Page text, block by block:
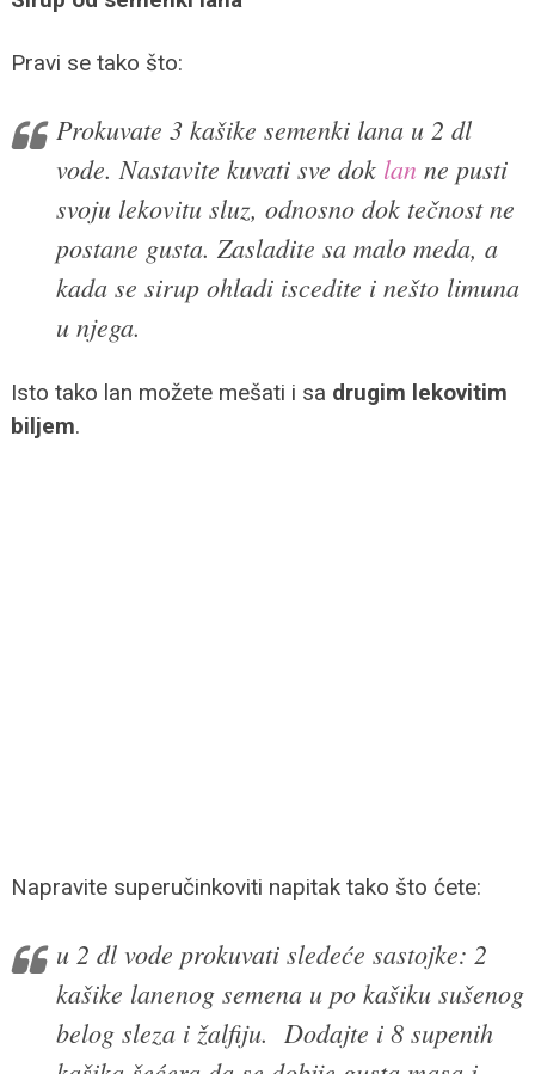
Pravi se tako što:
Prokuvate 3 kašike semenki lana u 2 dl
vode. Nastavite kuvati sve dok lanne pusti
svoju lekovitu sluz, odnosno dok tečnost ne
postane gusta. Zasladite sa malo meda, a
kada se sirup ohladi iscedite i nešto limuna
u njega.
Isto tako lan možete mešati i sa drugim lekovitim
biljem.
Napravite superučinkoviti napitak tako što ćete:
u 2 dl vode prokuvati sledeće sastojke: 2
kašike lanenog semena u po kašiku sušenog
belog sleza i žalfiju. Dodajte i 8 supenih